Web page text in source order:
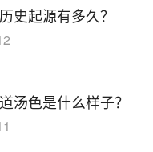
史起源有多久？
汤色是什么样子？